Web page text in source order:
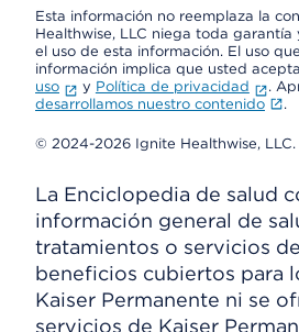
Esta información no reemplaza la
Healthwise, LLC niega toda
el uso de esta información. El uso
información implica que usted acepta
uso
y Política de privacidad .
desarrollamos nuestro contenido
.
© 2024-2026 Ignite Healthwise, LLC.
La Enciclopedia de salud
información general de
tratamientos o servicios
beneficios cubiertos para
Kaiser Permanente ni se
servicios de Kaiser